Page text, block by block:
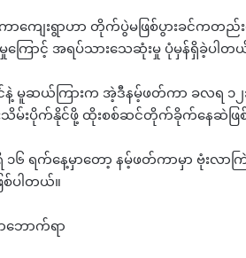
ာကျေးရွာဟာ တိုက်ပွဲမဖြစ်ပွားခင်ကတည်
ကြောင့် အရပ်သားသေဆုံးမှု ပုံမှန်ရှိခဲ့ပါတ
မူဆယ်ကြားက အဲ့ဒီနမ့်ဖတ်ကာ ခလရ ၁
းသိမ်းပိုက်နိုင်ဖို့ ထိုးစစ်ဆင်တိုက်ခိုက်နေဆဲဖြ
ရီ ၁၆ ရက်နေ့မှာတော့ နမ့်ဖတ်ကာမှာ ဗုံး
စ်ပါတယ်။
ာဘောက်ရာ